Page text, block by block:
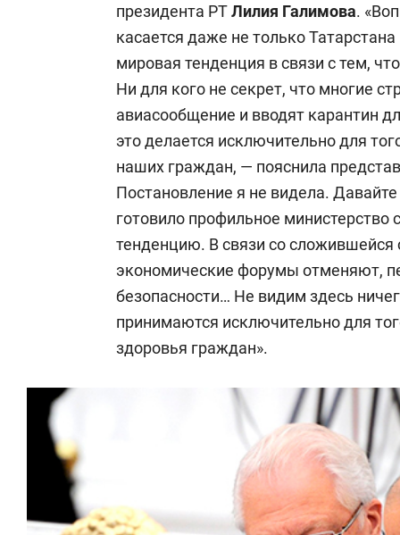
президента РТЛилия Галимова.
касается даже не только
мировая тенденция в связи с тем,
Ни для кого не секрет, что многие
авиасообщение и вводят карантин
это делается исключительно для
наших граждан, — пояснила
Постановление я не видела.
готовило профильное
тенденцию. В связи со сложившейся
экономические форумы отменяют,
безопасности… Не видим здесь
принимаются исключительно для
здоровья граждан».